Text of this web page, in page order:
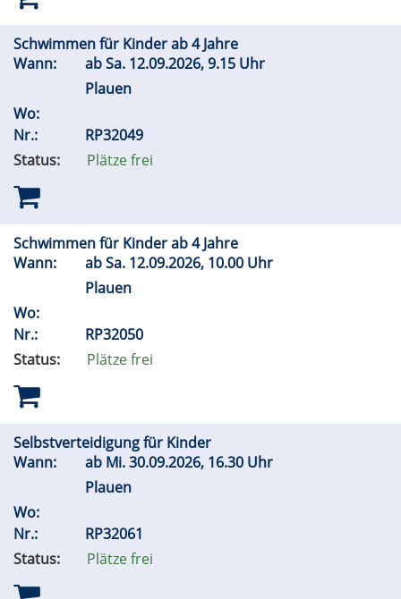
Schwimmen für Kinder ab 4 Jahre
Wann:
abSa. 12.09.2026, 9.15 Uhr
Plauen
Wo:
Nr.:
RP32049
Status:
Plätze frei
Schwimmen für Kinder ab 4 Jahre
Wann:
abSa. 12.09.2026, 10.00 Uhr
Plauen
Wo:
Nr.:
RP32050
Status:
Plätze frei
Selbstverteidigung für Kinder
Wann:
ab Mi.30.09.2026, 16.30 Uhr
Plauen
Wo:
Nr.:
RP32061
Status:
Plätze frei